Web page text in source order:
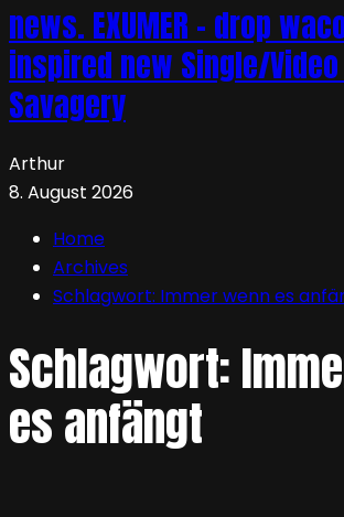
news. EXUMER – drop
inspired new Single/
Savagery
Arthur
8. August 2026
Home
Archives
Schlagwort: Immer wenn es
Schlagwort:
es anfängt